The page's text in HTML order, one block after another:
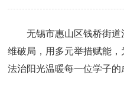
无锡市惠山区钱桥街道
维破局，用多元举措赋能
法治阳光温暖每一位学子的